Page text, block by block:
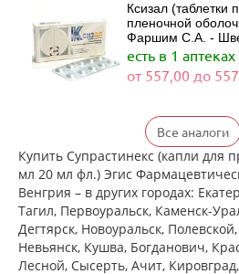
Ксизал (таблетки
пленочной
Фаршим С.А. -
есть в 1 аптеках
от 557,00 до
Ксизал (таблетки
пленочной
Фаршим С.А. -
есть в 1 аптеках
от 727,00 до
Ксизал (таблетки
пленочной
Фаршим С.А. -
Все аналоги
Купить Супрастинекс (капли для
мл 20 мл фл.) Эгис
Венгрия – в других городах:
Тагил, Первоуральск, Каменск-
Дегтярск, Новоуральск,
Невьянск, Кушва, Богданович,
Лесной, Сысерть, Ачит,